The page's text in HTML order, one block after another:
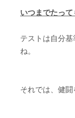
いつまでたって
テストは自分
ね。
それでは、健